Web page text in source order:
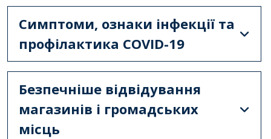
Симптоми, ознаки інфекції та
профілактика COVID-19
Безпечніше відвідування
магазинів і громадських
місць